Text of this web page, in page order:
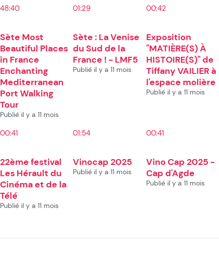
48:40
Sète Most
Beautiful Places
in France
Enchanting
Mediterranean
Port Walking
Tour
Publié il y a 11 mois
01:29
Sète : La Venise
du Sud de la
France ! - LMF5
Publié il y a 11 mois
00:42
Exposition
"MATIÈRE(S) À
HISTOIRE(S)" de
Tiffany VAILIER à
l'espace molière
Publié il y a 11 mois
00:41
22ème festival
Les Hérault du
Cinéma et de la
Télé
Publié il y a 11 mois
01:54
Vinocap 2025
Publié il y a 11 mois
00:41
Vino Cap 2025 -
Cap d'Agde
Publié il y a 11 mois